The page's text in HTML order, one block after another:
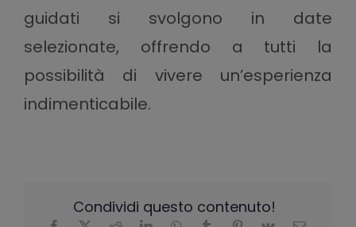
guidati si svolgono in date
selezionate, offrendo a tutti la
possibilità di vivere un’esperienza
indimenticabile.
Condividi questo contenuto!